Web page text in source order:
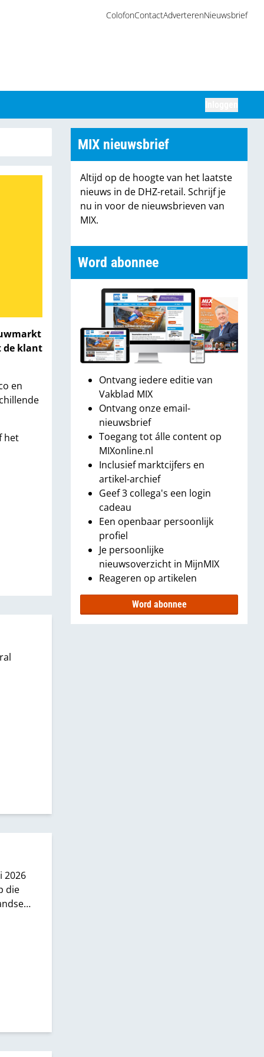
ColofonContactAdverterenNieuwsbrief
de klant
en
het
2026
die
MIX nieuwsbrief
Altijd op de hoogte van het laatste
nieuws in de DHZ-retail. Schrijf je
nu in voor de nieuwsbrieven van
MIX.
Word abonnee
Ontvang iedere editie van
Vakblad MIX
Ontvang onze email-
nieuwsbrief
Toegang tot álle content op
MIXonline.nl
Inclusief marktcijfers en
artikel-archief
Geef 3 collega's een login
cadeau
Een openbaar persoonlijk
profiel
Je persoonlijke
nieuwsoverzicht in MijnMIX
Reageren op artikelen
Word abonnee